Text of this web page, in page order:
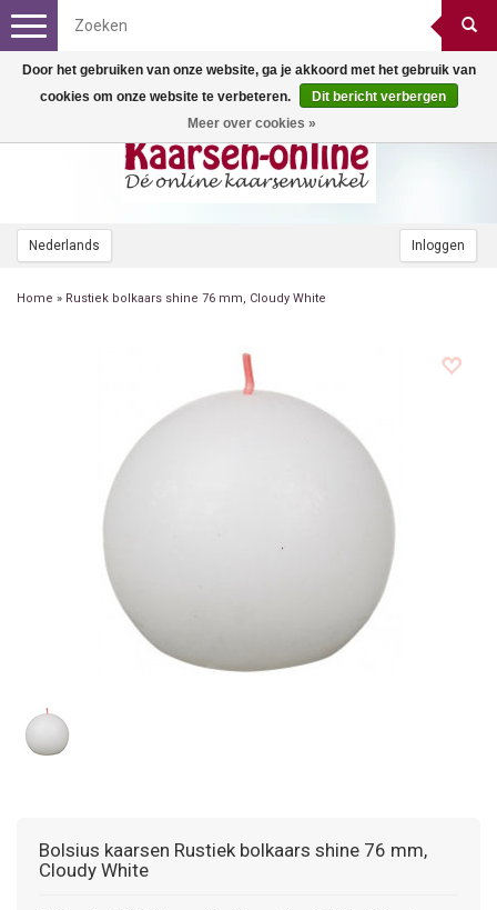
Nederlands Inloggen
Toggle
navigation
Home » Rustiek bolkaars shine 76 mm, Cloudy White
Bolsius kaarsen Rustiek bolkaars shine 76 mm,
Cloudy White
Door het gebruiken van onze website, ga je akkoord met het gebruik van
cookies om onze website te verbeteren.
Dit bericht verbergen
Meer over cookies »